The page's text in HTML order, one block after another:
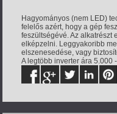
Hagyományos (nem LED)
felelős azért, hogy a gép
feszültségévé. Az alkatrészt
elképzelni. Leggyakoribb
elszenesedése, vagy
A legtöbb inverter ára 5.000